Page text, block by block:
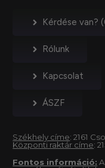
Kérdése van?
Rólunk
Kapcsolat
ÁSZF
Székhely címe: 2161
Központi raktár címe:
Fontos információ: